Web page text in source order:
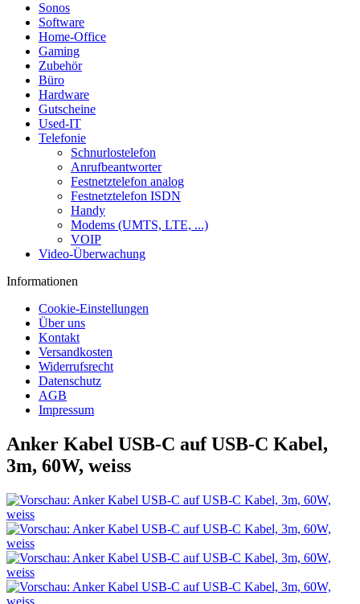
Sonos
Software
Home-Office
Gaming
Zubehör
Büro
Hardware
Gutscheine
Used-IT
Telefonie
Schnurlostelefon
Anrufbeantworter
Festnetztelefon analog
Festnetztelefon ISDN
Handy
Modems (UMTS, LTE, ...)
VOIP
Video-Überwachung
Informationen
Cookie-Einstellungen
Über uns
Kontakt
Versandkosten
Widerrufsrecht
Datenschutz
AGB
Impressum
Anker Kabel USB-C auf USB-C Kabel,
3m, 60W, weiss